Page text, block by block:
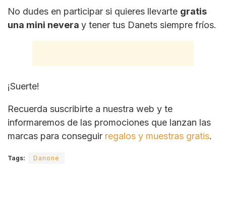
No dudes en participar si quieres llevarte gratis
una mini nevera y tener tus Danets siempre fríos.
¡Suerte!
Recuerda suscribirte a nuestra web y te
informaremos de las promociones que lanzan las
marcas para conseguir regalos y muestras gratis.
Tags: Danone